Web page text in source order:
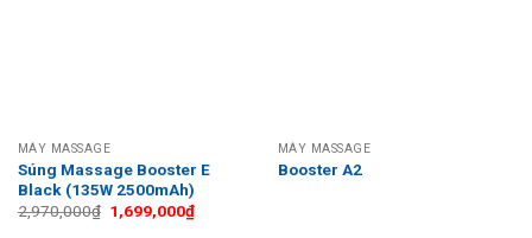
MÁY MASSAGE
Súng Massage Booster E
Black (135W 2500mAh)
2,970,000₫ Giá
gốc
1,699,000₫Giá
hiện
MÁY MASSAGE
Booster A2